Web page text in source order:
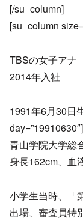
[/su_column]
[su_column
TBSの女子アナ
2014年入社
1991年6月30日
青山学院大学総
身長162cm、血
小学生当時、「
出場、審査員特